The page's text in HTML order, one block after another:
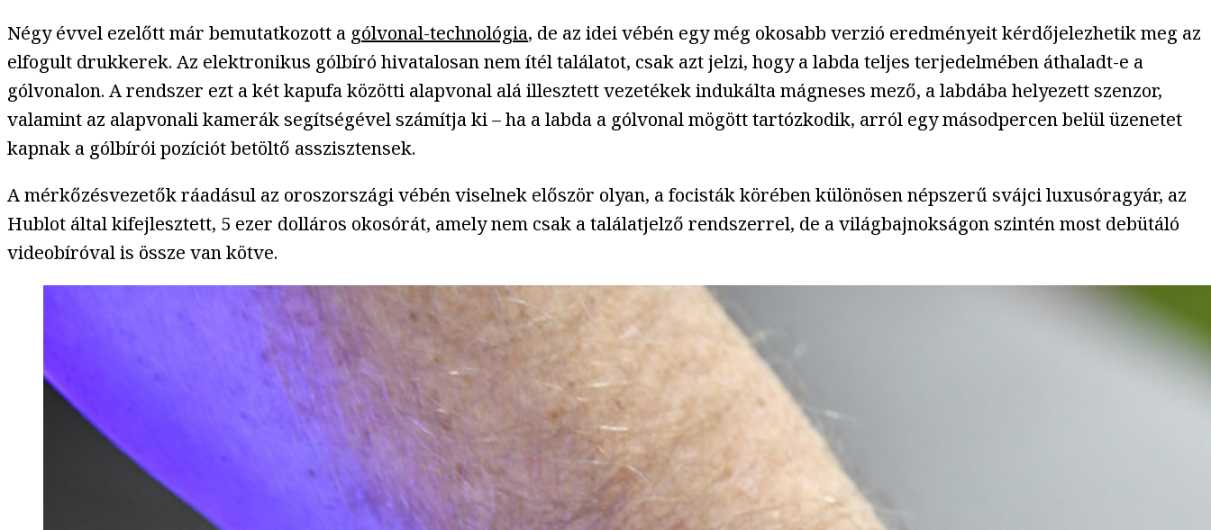
Négy évvel ezelőtt már bemutatkozott a gólvonal-technológia, de az idei vébén egy még okosabb verzió eredményeit kérdőjelezhetik meg az
elfogult drukkerek. Az elektronikus gólbíró hivatalosan nem ítél találatot, csak azt jelzi, hogy a labda teljes terjedelmében áthaladt-e a
gólvonalon. A rendszer ezt a két kapufa közötti alapvonal alá illesztett vezetékek indukálta mágneses mező, a labdába helyezett szenzor,
valamint az alapvonali kamerák segítségével számítja ki – ha a labda a gólvonal mögött tartózkodik, arról egy másodpercen belül üzenetet
kapnak a gólbírói pozíciót betöltő asszisztensek.
A mérkőzésvezetők ráadásul az oroszországi vébén viselnek először olyan, a focisták körében különösen népszerű svájci luxusóragyár, az
Hublot által kifejlesztett, 5 ezer dolláros okosórát, amely nem csak a találatjelző rendszerrel, de a világbajnokságon szintén most debütáló
videobíróval is össze van kötve.